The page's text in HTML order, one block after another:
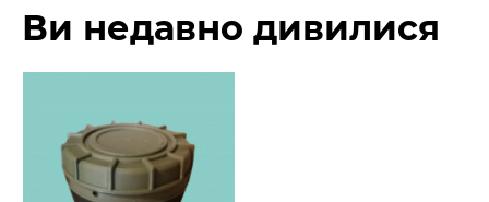
Ви недавно дивилися